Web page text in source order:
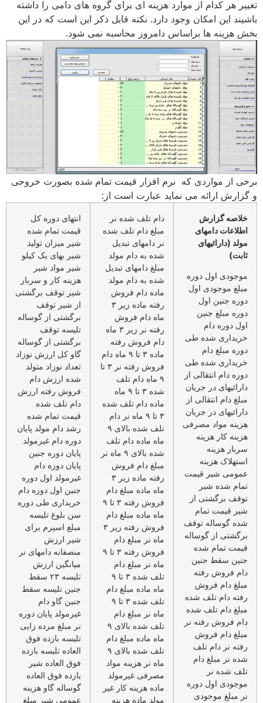
تغییر هر کدام از موارد هزینه ای برای گروه های دامی را داشته
باشیند این امکان وجود دارد. نکته قابل ذکر این است که در این
بخش هزینه ها براساس دامروز محاسبه نمی شود.
برخی از مواردی که نرم افزار قیمت تمام شده بصورت خروجی
و گزارش ارائه می نماید عبارت است از:
خلاصه گزارش
اطلاعات دامهای
مولد (دارائیهای
ثابت)
موجودی اول دوره
مبلغ موجودی اول
دوره جنین اول
دوره مبلغ جنین
اول دوره دام
خریداری شده طی
دوره مبلغ دام
خریداری شده طی
دوره دام انتقالی از
دارائیهای در جریان
مبلغ دام انتقالی از
دارائیهای در جریان
هزینه مواد مصرفی
هزینه کار هزینه
سربار هزینه
استهلاک هزینه
عمومی شیر قیمت
تمام شده شیر
توقف برگشتی از
شیر قیمت تمام
شده گوساله توقف
برگشتی از گوساله
قیمت تمام شده
جنین سقط جنین
دام فروش رفته
مبلغ دام فروش
رفته دام تلف شده
مبلغ دام تلف شده
دام فروش رفته نر
مبلغ دام فروش
رفته نر دام تلف
شده نر مبلغ دام
تلف شده نر
موجودی اول دوره
نر مبلغ موجودی
دام تلف شده نر
مبلغ دام تلف شده
نر دامهای تبدیل
شده به دام مولد
مبلغ دامهای تبدیل
شده به دام مولد
ماده دام فروش
رفته ماده زیر ۳
ماه دام فروش
رفته نر زیر ۳ ماه
دام فروش رفته
ماده ۳ تا ۹ ماه دام
فروش رفته نر ۳ تا
۹ ماه دام تلف
شده ۳ تا ۹ ماه
ماده دام تلف شده
۳ تا ۹ ماه نر دام
تلف شده بالای ۹
ماه ماده دام تلف
شده بالای ۹ ماه نر
مبلغ دام فروش
رفته ماده زیر ۳
ماه ماده مبلغ دام
فروش رفته ۳ تا ۹
ماه ماده مبلغ دام
فروش رفته زیر ۳
ماه نر مبلغ دام
فروش رفته ۳ تا ۹
ماه نر مبلغ دام
تلف شده ۳ تا ۹
ماه ماده مبلغ دام
تلف شده ۳ تا ۹
ماه نر مبلغ دام
تلف شده بالای ۹
ماه ماده مبلغ دام
تلف شده بالای ۹
ماه نر هزینه مواد
مصرفی غیرمولد
ماده هزینه کار غیر
مولد ماده هزینه
انتهای دوره کل
قیمت تمام شده
شیر میزان تولید
شیر بهای یک کیلو
شیر مواد شیر
هزینه کار و سربار
شیر توقف برگشتی
از شیر توقف
برگشتی از گوساله
تلیسه توقف
برگشتی از گوساله
گاو کل ارزش نوزاد
تعداد نوزاد متولد
شده ارزش دام
فروش رفته ارزش
دام تلف شده
قیمت تمام شده
رشد دام مولد پایان
دوره دام غیرمولد
پایان دوره جنین
پایان دوره دام
غیرمولد اول دوره
جنین اول دوره دام
خریداری طی دوره
سن بلوغ تلیسه
مبلغ اسپرم برای
شیر ارزش
منصفانه دامهای نر
میانگین ارزش
تلیسه ۲۳ سقط
جنین تلیسه سقط
جنین گاو دام
غیرمولد پایان دوره
نر مبلغ مرده زایی
تلیسه بازده فوق
العاده تلیسه بازده
فوق العاده شیر
بازده فوق العاده
گوساله گاو هزینه
عمومی شیر مبلغ